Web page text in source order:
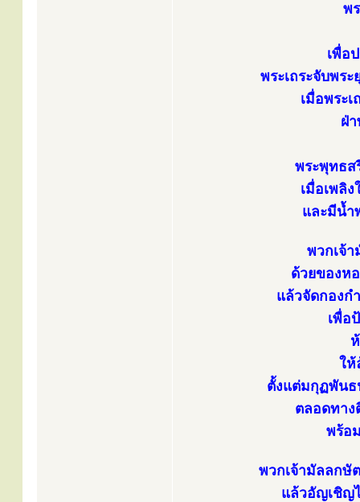
พ
เพื่อ
พระเถระจับพร
เมื่อพระ
ฝ่
พระพุทธส
เมื่อเพลิ
และมีน้ำ
พวกเจ้
ด้วยของห
แล้วจัดกอง
เพื่อ
ให้
ตั้งแต่มกุฏพันธ
ตลอดทาง
พร้อ
พวกเจ้ามัลลกษั
แล้วอัญเชิญ